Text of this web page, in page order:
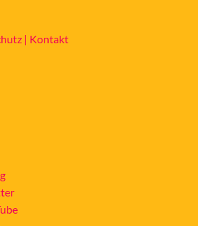
| Kontakt